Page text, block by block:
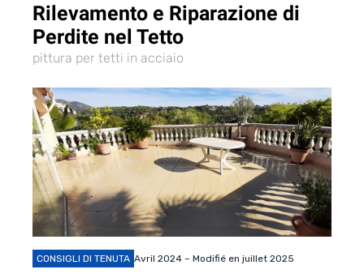
Rilevamento e Riparazione di
Perdite nel Tetto
pittura per tetti in acciaio
CONSIGLI DI TENUTA Avril 2024 – Modifié en juillet 2025